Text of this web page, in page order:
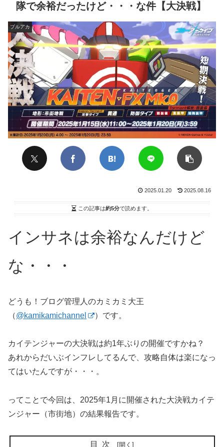
隊で余裕だったけど・・・な件【大決戦】
ブルアカ
2025.01.20 2025.08.16
この記事は約5分で読めます。
インサネは余裕なんだけど
な・・・
どうも！ブログ管理人のカミカミ大王
（@kamikamichannel ）です。
カイテンジャーの大決戦は約1年ぶりの開催ですかね？
あれからだいぶインフレしてるんで、攻略自体は楽になっ
てはいたんですが・・・。
ってことで今回は、2025年1月に開催された大決戦カイテ
ンジャー（市街地）の結果報告です。
目次